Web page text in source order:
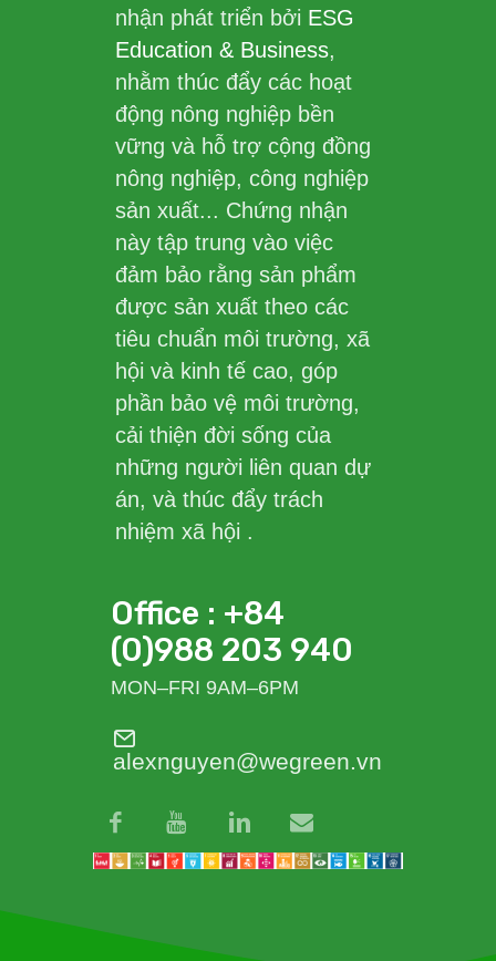
nhận phát triển bởi ESG
Education & Business,
nhằm thúc đẩy các hoạt
động nông nghiệp bền
vững và hỗ trợ cộng đồng
nông nghiệp, công nghiệp
sản xuất... Chứng nhận
này tập trung vào việc
đảm bảo rằng sản phẩm
được sản xuất theo các
tiêu chuẩn môi trường, xã
hội và kinh tế cao, góp
phần bảo vệ môi trường,
cải thiện đời sống của
những người liên quan dự
án, và thúc đẩy trách
nhiệm xã hội .
Office : +84
(0)988 203 940
MON–FRI 9AM–6PM
alexnguyen@wegreen.vn